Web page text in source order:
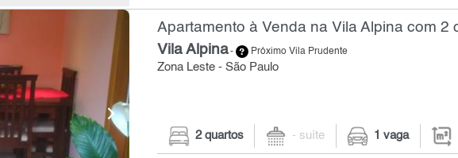
Apartamento à Venda na Vila Alpina com 2
Vila Alpina- Próximo Vila Prudente
Zona Leste - São Paulo
2 quartos - suíte 1 vaga